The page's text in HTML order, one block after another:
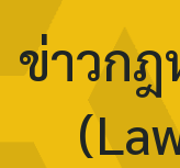
ข่าวก